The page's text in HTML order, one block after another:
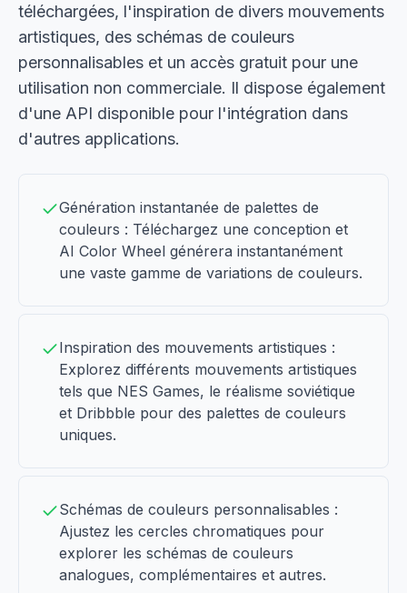
téléchargées, l'inspiration de divers mouvements
artistiques, des schémas de couleurs
personnalisables et un accès gratuit pour une
utilisation non commerciale. Il dispose également
d'une API disponible pour l'intégration dans
d'autres applications.
Génération instantanée de palettes de
couleurs : Téléchargez une conception et
AI Color Wheel générera instantanément
une vaste gamme de variations de couleurs.
Inspiration des mouvements artistiques :
Explorez différents mouvements artistiques
tels que NES Games, le réalisme soviétique
et Dribbble pour des palettes de couleurs
uniques.
Schémas de couleurs personnalisables :
Ajustez les cercles chromatiques pour
explorer les schémas de couleurs
analogues, complémentaires et autres.